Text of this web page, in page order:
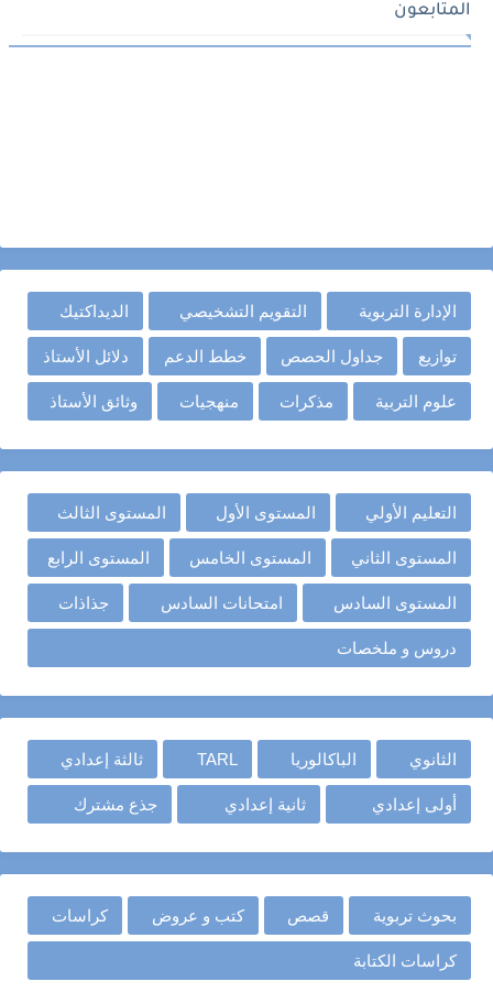
المتابعون
الإدارة التربوية التقويم التشخيصي الديداكتيك
توازيع جداول الحصص خطط الدعم دلائل الأستاذ
علوم التربية مذكرات منهجيات وثائق الأستاذ
التعليم الأولي المستوى الأول المستوى الثالث
المستوى الثاني المستوى الخامس المستوى الرابع
المستوى السادس امتحانات السادس جذاذات
دروس و ملخصات
الثانوي الباكالوريا TARL ثالثة إعدادي
أولى إعدادي ثانية إعدادي جذع مشترك
بحوث تربوية قصص كتب و عروض كراسات
كراسات الكتابة